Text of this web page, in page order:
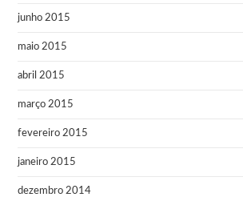
junho 2015
maio 2015
abril 2015
março 2015
fevereiro 2015
janeiro 2015
dezembro 2014